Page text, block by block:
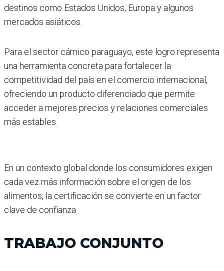
destinos como Estados Unidos, Europa y algunos
mercados asiáticos.
Para el sector cárnico paraguayo, este logro representa
una herramienta concreta para fortalecer la
competitividad del país en el comercio internacional,
ofreciendo un producto diferenciado que permite
acceder a mejores precios y relaciones comerciales
más estables.
En un contexto global donde los consumidores exigen
cada vez más información sobre el origen de los
alimentos, la certificación se convierte en un factor
clave de confianza.
TRABAJO CONJUNTO